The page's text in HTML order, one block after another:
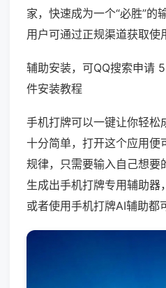
家，快速成为一个“必胜”的
用户可通过正规渠道获取使
辅助安装，可QQ搜索申请
件安装教程
手机打牌可以一键让你轻松
十分简单，打开这个应用便
规律，只需要输入自己想要
生成出手机打牌专用辅助器
或者使用手机打牌AI辅助都